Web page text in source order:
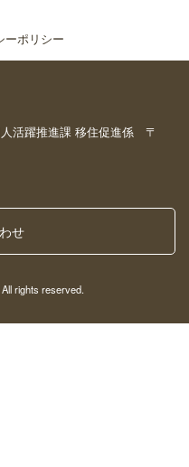
ーポリシー
活躍推進課 移住促進係 〒
せ
rights reserved.